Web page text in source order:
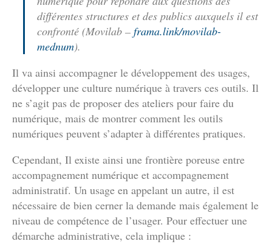
différentes structures et des publics auxquels il est
confronté (Movilab – frama.link/movilab-
mednum).
Il va ainsi accompagner le développement des usages,
développer une culture numérique à travers ces outils. Il
ne s’agit pas de proposer des ateliers pour faire du
numérique, mais de montrer comment les outils
numériques peuvent s’adapter à différentes pratiques.
Cependant, Il existe ainsi une frontière poreuse entre
accompagnement numérique et accompagnement
administratif. Un usage en appelant un autre, il est
nécessaire de bien cerner la demande mais également le
niveau de compétence de l’usager. Pour effectuer une
démarche administrative, cela implique :